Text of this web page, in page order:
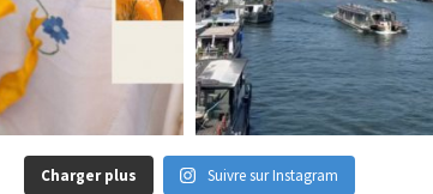
Charger plus Suivre sur Instagram